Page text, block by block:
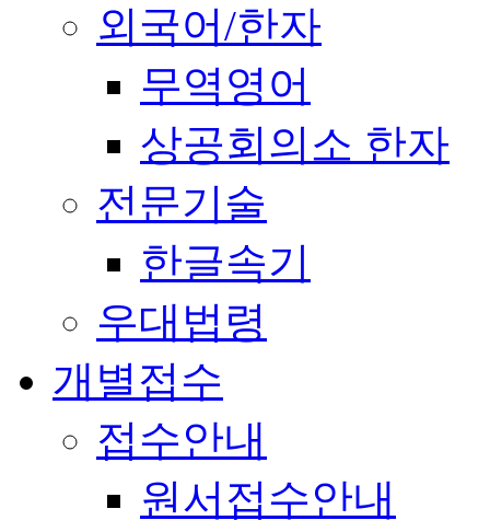
외국어/한자
무역영어
상공회의소 한자
전문기술
한글속기
우대법령
개별접수
접수안내
원서접수안내